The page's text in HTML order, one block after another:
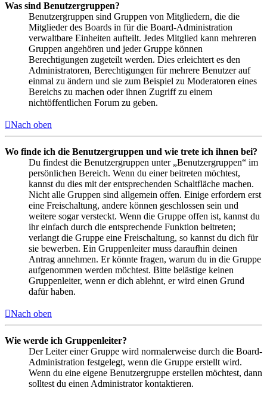
Was sind Benutzergruppen?
Benutzergruppen sind Gruppen von Mitgliedern, die die
Mitglieder des Boards in für die Board-Administration
verwaltbare Einheiten aufteilt. Jedes Mitglied kann mehreren
Gruppen angehören und jeder Gruppe können
Berechtigungen zugeteilt werden. Dies erleichtert es den
Administratoren, Berechtigungen für mehrere Benutzer auf
einmal zu ändern und sie zum Beispiel zu Moderatoren eines
Bereichs zu machen oder ihnen Zugriff zu einem
nichtöffentlichen Forum zu geben.
Nach oben
Wo finde ich die Benutzergruppen und wie trete ich ihnen bei?
Du findest die Benutzergruppen unter „Benutzergruppen“ im
persönlichen Bereich. Wenn du einer beitreten möchtest,
kannst du dies mit der entsprechenden Schaltfläche machen.
Nicht alle Gruppen sind allgemein offen. Einige erfordern erst
eine Freischaltung, andere können geschlossen sein und
weitere sogar versteckt. Wenn die Gruppe offen ist, kannst du
ihr einfach durch die entsprechende Funktion beitreten;
verlangt die Gruppe eine Freischaltung, so kannst du dich für
sie bewerben. Ein Gruppenleiter muss daraufhin deinen
Antrag annehmen. Er könnte fragen, warum du in die Gruppe
aufgenommen werden möchtest. Bitte belästige keinen
Gruppenleiter, wenn er dich ablehnt, er wird einen Grund
dafür haben.
Nach oben
Wie werde ich Gruppenleiter?
Der Leiter einer Gruppe wird normalerweise durch die Board-
Administration festgelegt, wenn die Gruppe erstellt wird.
Wenn du eine eigene Benutzergruppe erstellen möchtest, dann
solltest du einen Administrator kontaktieren.